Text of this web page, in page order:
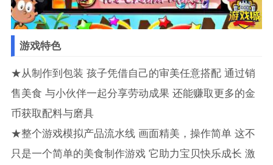
游戏特色
★从制作到包装 孩子凭借自己的审美任意搭配 通过销
售美食 与小伙伴一起分享劳动成果 还能赚取更多的金
币获取配料与磨具
★整个游戏模拟产品流水线 画面精美，操作简单 这不
只是一个简单的美食制作游戏 它助力宝贝快乐成长 激